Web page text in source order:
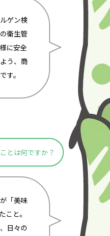
ゲン検
衛生管
に安全
う、商
す。
とは何ですか？
「美味
こと。
日々の